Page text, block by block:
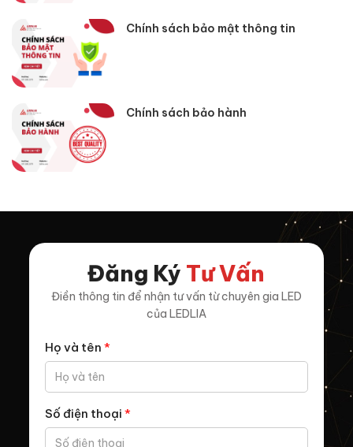
Chính sách bảo mật thông tin
Chính sách bảo hành
Đăng Ký Tư Vấn
Điền thông tin để nhận tư vấn từ chuyên gia LED
của LEDLIA
Họ và tên *
Số điện thoại *